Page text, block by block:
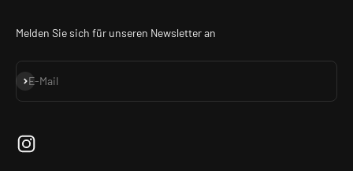
Melden Sie sich für unseren Newsletter an
E-Mail
Abonnieren